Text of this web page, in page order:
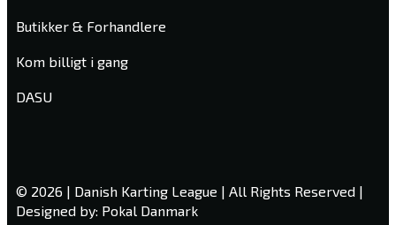
Butikker & Forhandlere
Kom billigt i gang
DASU
© 2026 | Danish Karting League | All Rights Reserved |
Designed by: Pokal Danmark